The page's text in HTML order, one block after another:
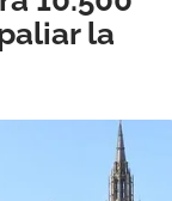
la